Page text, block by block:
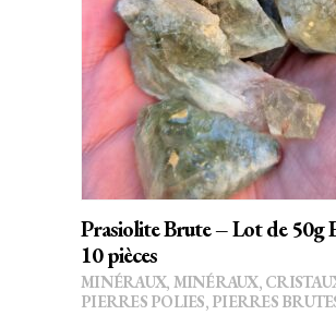
AJOUTER AU PANIER
Prasiolite Brute – Lot de 50g
10 pièces
MINÉRAUX, MINÉRAUX,
PIERRES POLIES, PIERRES